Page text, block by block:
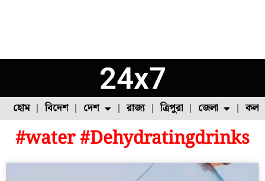
24x7
হোম বিদেশ দেশ
ফুল চাষ ফল চাষ মাছ চাষ পোল্ট্রি চাষ
রাজ্য ত্রিপুরা জেলা
উত্তর ২৪ পরগনা
#water #Dehydratingdrinks